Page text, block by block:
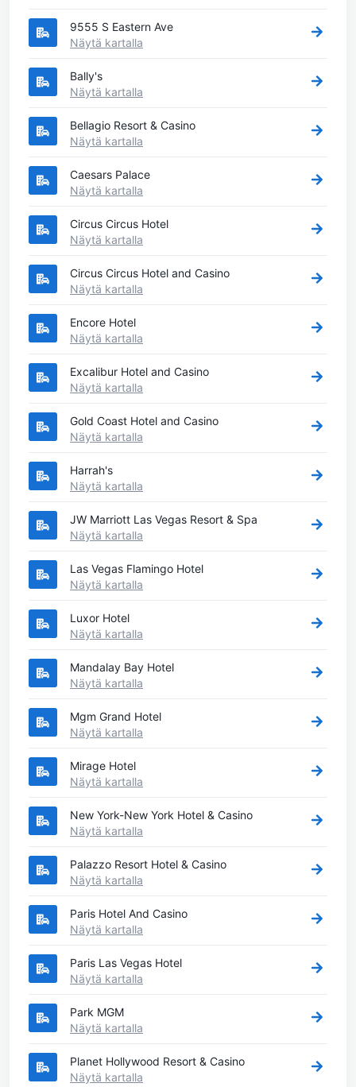
9555 S Eastern Ave
Näytä kartalla
Bally's
Näytä kartalla
Bellagio Resort & Casino
Näytä kartalla
Caesars Palace
Näytä kartalla
Circus Circus Hotel
Näytä kartalla
Circus Circus Hotel and Casino
Näytä kartalla
Encore Hotel
Näytä kartalla
Excalibur Hotel and Casino
Näytä kartalla
Gold Coast Hotel and Casino
Näytä kartalla
Harrah's
Näytä kartalla
JW Marriott Las Vegas Resort & Spa
Näytä kartalla
Las Vegas Flamingo Hotel
Näytä kartalla
Luxor Hotel
Näytä kartalla
Mandalay Bay Hotel
Näytä kartalla
Mgm Grand Hotel
Näytä kartalla
Mirage Hotel
Näytä kartalla
New York-New York Hotel & Casino
Näytä kartalla
Palazzo Resort Hotel & Casino
Näytä kartalla
Paris Hotel And Casino
Näytä kartalla
Paris Las Vegas Hotel
Näytä kartalla
Park MGM
Näytä kartalla
Planet Hollywood Resort & Casino
Näytä kartalla